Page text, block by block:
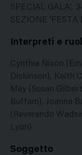
SPECIAL GALA',
SEZIONE 'FESTA
Interpreti e
Cynthia Nixon
Dickinson), Keith
May (Susan
Buffam), Joanna
(Reverendo
Lyon)
Soggetto